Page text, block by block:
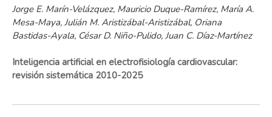
Jorge E. Marín-Velázquez, Mauricio Duque-Ramírez, María A.
Mesa-Maya, Julián M. Aristizábal-Aristizábal, Oriana
Bastidas-Ayala, César D. Niño-Pulido, Juan C. Díaz-Martínez
Inteligencia artificial en electrofisiología cardiovascular:
revisión sistemática 2010-2025